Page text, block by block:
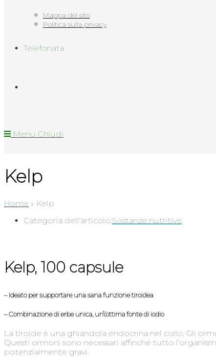
Mappa del sito
Politica sulla privacy
Telefonata
Menu Chiudi
Kelp
Home » Kelp
Categoria dell'articolo:Sostanze nutritive
Kelp, 100 capsule
– Ideato per supportare una sana funzione tiroidea
– Combinazione di erbe unica, un\’ottima fonte di iodio
La tiroide è una ghiandola endocrina nel collo. Gli
Questi ormoni sono necessari affinché tutto
potenzialmente gravi.